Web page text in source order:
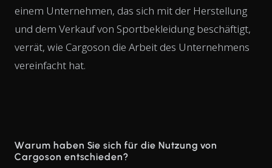
einem Unternehmen, das sich mit der Herstellung
und dem Verkauf von Sportbekleidung beschäftigt,
verrät, wie Cargoson die Arbeit des Unternehmens
vereinfacht hat.
Warum haben Sie sich für die Nutzung von
Cargoson entschieden?